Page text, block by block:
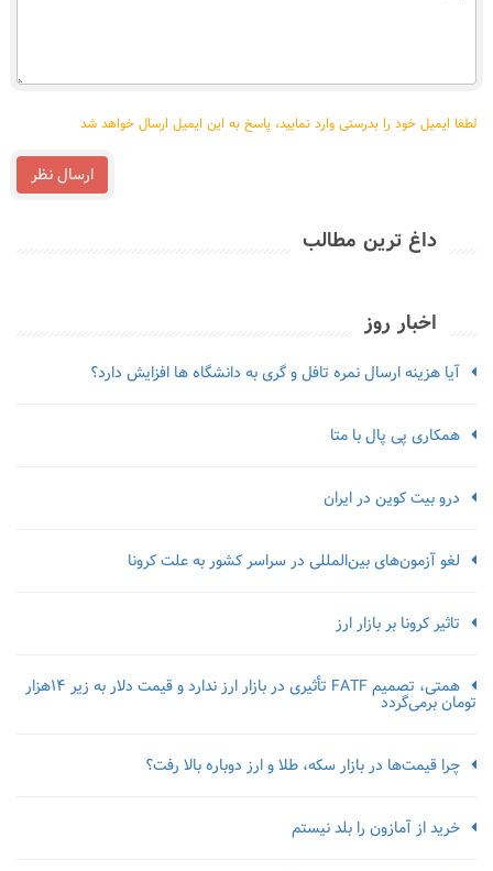
لطفا ایمیل خود را بدرستی وارد نمایید، پاسخ به این ایمیل ارسال خواهد شد
ارسال نظر
داغ ترین مطالب
اخبار روز
آیا هزینه ارسال نمره تافل و گری به دانشگاه ها افزایش دارد؟
همکاری پی پال با متا
درو بیت کوین در ایران
لغو آزمون‌‌های بین‌المللی در سراسر کشور به علت کرونا
تاثیر کرونا بر بازار ارز
همتی، تصمیم FATF تأثیری در بازار ارز ندارد و قیمت دلار به زیر ۱۴هزار
تومان برمی‌گردد
چرا قیمت‌ها در بازار سکه، طلا و ارز دوباره بالا رفت؟
خرید از آمازون را بلد نیستم